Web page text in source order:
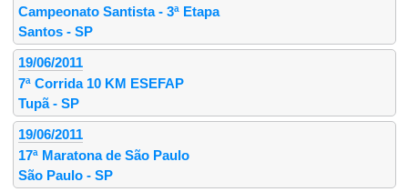
Campeonato Santista - 3ª Etapa
Santos - SP
19/06/2011
7ª Corrida 10 KM ESEFAP
Tupã - SP
19/06/2011
17ª Maratona de São Paulo
São Paulo - SP